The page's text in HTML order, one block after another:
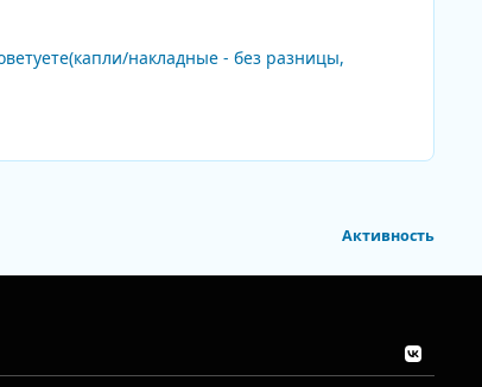
накладные - без разницы,
Активность
k